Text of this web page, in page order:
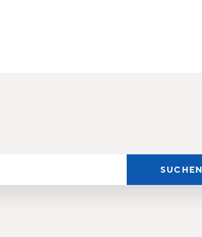
SUCHEN